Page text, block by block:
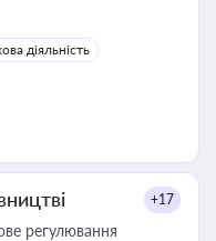
діяльність
+17
регулювання